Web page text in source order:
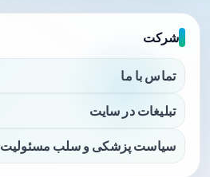
شرکت
تماس با ما
تبلیغات در سایت
سیاست پزشکی و سلب مسئولیت